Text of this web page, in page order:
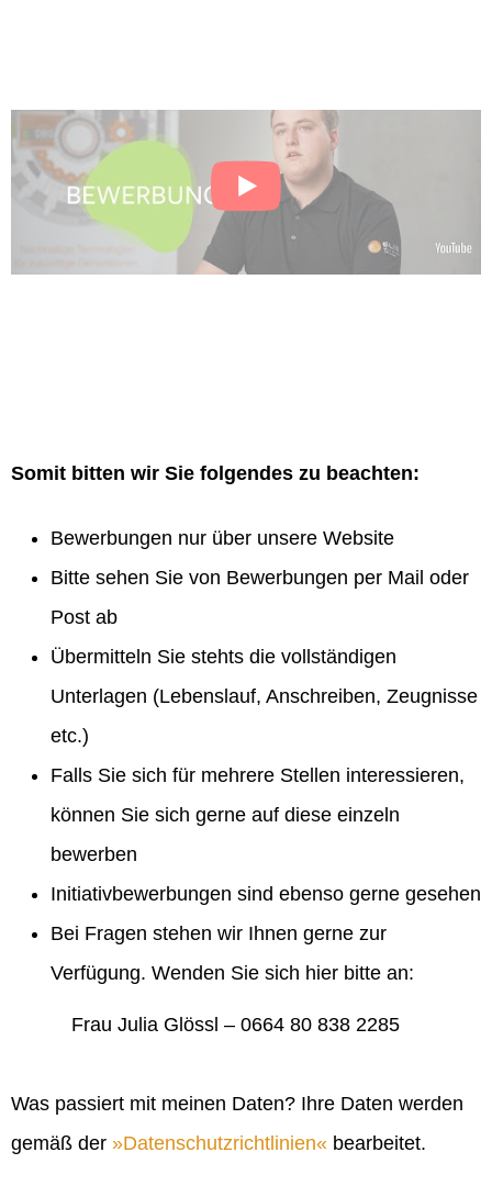
Somit bitten wir Sie folgendes zu beachten:
Bewerbungen nur über unsere Website
Bitte sehen Sie von Bewerbungen per Mail oder
Post ab
Übermitteln Sie stehts die vollständigen
Unterlagen (Lebenslauf, Anschreiben, Zeugnisse
etc.)
Falls Sie sich für mehrere Stellen interessieren,
können Sie sich gerne auf diese einzeln
bewerben
Initiativbewerbungen sind ebenso gerne gesehen
Bei Fragen stehen wir Ihnen gerne zur
Verfügung. Wenden Sie sich hier bitte an:
Frau Julia Glössl – 0664 80 838 2285
Was passiert mit meinen Daten? Ihre Daten werden
gemäß der
Datenschutzrichtlinien bearbeitet.